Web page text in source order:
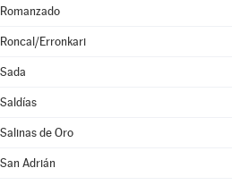
Romanzado
Roncal/Erronkari
Sada
Saldías
Salinas de Oro
San Adrián